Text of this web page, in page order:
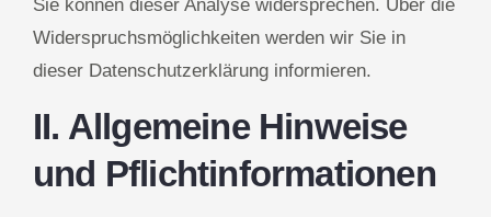
Sie können dieser Analyse widersprechen. Über die
Widerspruchsmöglichkeiten werden wir Sie in
dieser Datenschutzerklärung informieren.
II. Allgemeine Hinweise
und Pflichtinformationen